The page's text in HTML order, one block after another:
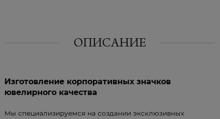
ОПИСАНИЕ
Изготовление корпоративных значков
ювелирного качества
Мы специализируемся на создании эксклюзивных